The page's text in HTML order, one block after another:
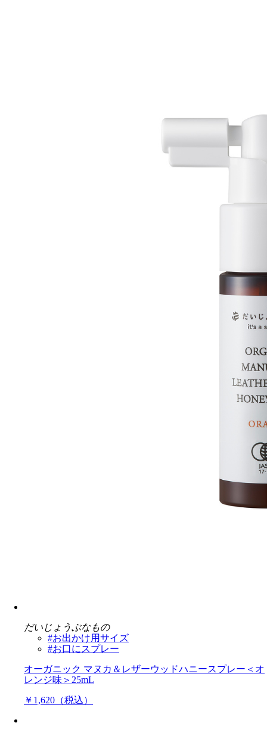
だいじょうぶなもの
#お出かけ用サイズ
#お口にスプレー
オーガニック マヌカ＆レザーウッドハニースプレー＜オ
レンジ味＞25mL
￥1,620（税込）